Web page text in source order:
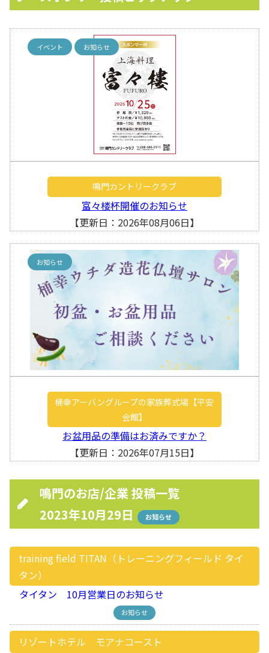
イベント お知らせ
鳴門カントリークラブ
富々楼杯開催のお知らせ
【更新日：2026年08月06日】
お知らせ
桶幸アーバングループの家族葬式場【平安
会館】
お盆用品の準備はお済みですか？
【更新日：2026年07月15日】
鳴門のお店/企業 投稿一覧
2023年10月29日
お知らせ
training field TITAN（トレーニングフィールド タイ
タン）
タイタン 10月営業日のお知らせ
お知らせ
リゾートホテル モアナコースト